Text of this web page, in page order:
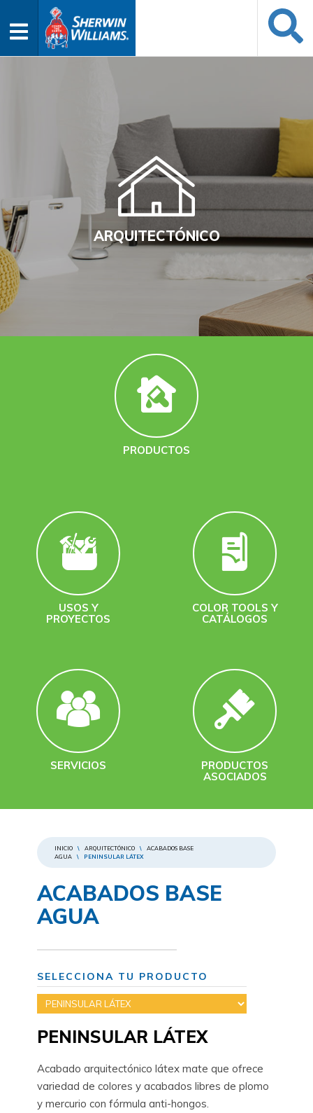
ARQUITECTÓNICO
PRODUCTOS
USOS Y
PROYECTOS
COLOR TOOLS Y
CATÁLOGOS
SERVICIOS
PRODUCTOS
ASOCIADOS
INICIO \ ARQUITECTÓNICO \
ACABADOS BASE
AGUA
\ PENINSULAR LÁTEX
ACABADOS BASE
AGUA
SELECCIONA TU PRODUCTO
PENINSULAR LÁTEX
Acabado arquitectónico látex mate que ofrece
variedad de colores y acabados libres de plomo
y mercurio con fórmula anti-hongos.